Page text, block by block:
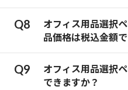
オフィス用品選択
品価格は税込金額
オフィス用品選択
できますか？